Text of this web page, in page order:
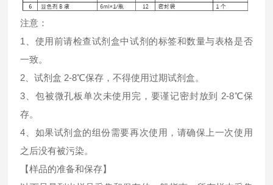
注意：
1、使用前请检查试剂盒中试剂的标签和数量与表格是否
一致。
2、试剂盒 2-8℃保存，不得使用过期试剂盒。
3、包被微孔板单次未使用完，要谨记密封放到 2-8℃保
存。
4、如果试剂盒的组份需要再次使用，请确保上一次使用
之后没有被污染。
【样品的准备和保存】